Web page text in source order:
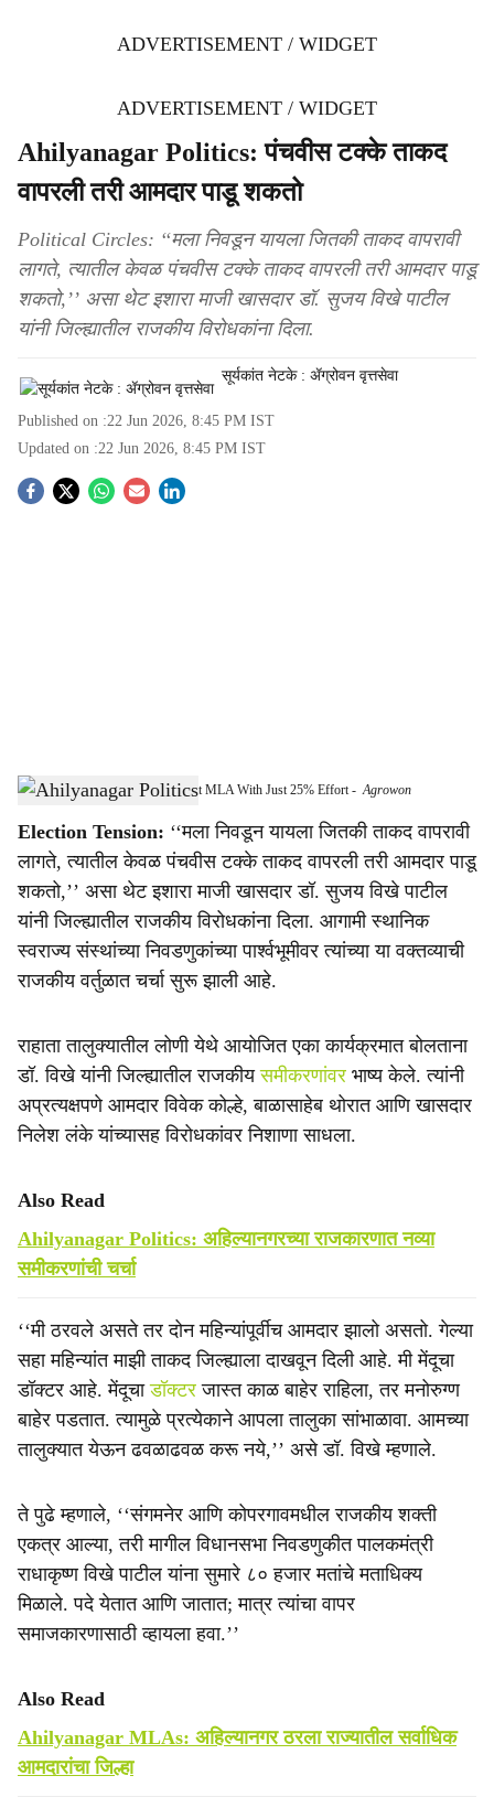
ADVERTISEMENT / WIDGET
ADVERTISEMENT / WIDGET
Ahilyanagar Politics: पंचवीस टक्के ताकद
वापरली तरी आमदार पाडू शकतो
Political Circles: ‘‘मला निवडून यायला जितकी ताकद वापरावी
लागते, त्यातील केवळ पंचवीस टक्के ताकद वापरली तरी आमदार पाडू
शकतो,’’ असा थेट इशारा माजी खासदार डॉ. सुजय विखे पाटील
यांनी जिल्ह्यातील राजकीय विरोधकांना दिला.
सूर्यकांत नेटके : ॲग्रोवन वृत्तसेवा
Published on :22 Jun 2026, 8:45 PM IST
Updated on :22 Jun 2026, 8:45 PM IST
S
a
r
e
Sujay Vikhe Claims He Can Defeat MLA With Just 25% Effort-Agrowon
Election Tension: ‘‘मला निवडून यायला जितकी ताकद वापरावी
लागते, त्यातील केवळ पंचवीस टक्के ताकद वापरली तरी आमदार पाडू
शकतो,’’ असा थेट इशारा माजी खासदार डॉ. सुजय विखे पाटील
यांनी जिल्ह्यातील राजकीय विरोधकांना दिला. आगामी स्थानिक
स्वराज्य संस्थांच्या निवडणुकांच्या पार्श्वभूमीवर त्यांच्या या वक्तव्याची
राजकीय वर्तुळात चर्चा सुरू झाली आहे.
राहाता तालुक्यातील लोणी येथे आयोजित एका कार्यक्रमात बोलताना
डॉ. विखे यांनी जिल्ह्यातील राजकीयसमीकरणांवर भाष्य केले. त्यांनी
अप्रत्यक्षपणे आमदार विवेक कोल्हे, बाळासाहेब थोरात आणि खासदार
निलेश लंके यांच्यासह विरोधकांवर निशाणा साधला.
Also Read
Ahilyanagar Politics: अहिल्यानगरच्या राजकारणात नव्या
समीकरणांची चर्चा
‘‘मी ठरवले असते तर दोन महिन्यांपूर्वीच आमदार झालो असतो. गेल्या
सहा महिन्यांत माझी ताकद जिल्ह्याला दाखवून दिली आहे. मी मेंदूचा
डॉक्टर आहे. मेंदूचाडॉक्टरजास्त काळ बाहेर राहिला, तर मनोरुग्ण
बाहेर पडतात. त्यामुळे प्रत्येकाने आपला तालुका सांभाळावा. आमच्या
तालुक्यात येऊन ढवळाढवळ करू नये,’’ असे डॉ. विखे म्हणाले.
ते पुढे म्हणाले, ‘‘संगमनेर आणि कोपरगावमधील राजकीय शक्ती
एकत्र आल्या, तरी मागील विधानसभा निवडणुकीत पालकमंत्री
राधाकृष्ण विखे पाटील यांना सुमारे ८० हजार मतांचे मताधिक्य
मिळाले. पदे येतात आणि जातात; मात्र त्यांचा वापर
समाजकारणासाठी व्हायला हवा.’’
Also Read
Ahilyanagar MLAs: अहिल्यानगर ठरला राज्यातील सर्वाधिक
आमदारांचा जिल्हा